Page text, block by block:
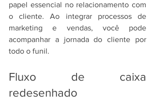
papel essencial no relacionamento com
o cliente. Ao integrar processos de
marketing e vendas, você pode
acompanhar a jornada do cliente por
todo o funil.
Fluxo de caixa
redesenhado